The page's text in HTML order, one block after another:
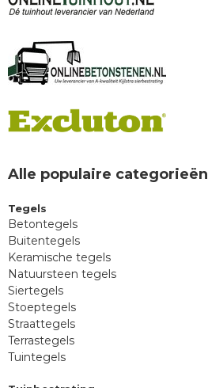
Alle populaire categorieën
Tegels
Betontegels
Buitentegels
Keramische tegels
Natuursteen tegels
Siertegels
Stoeptegels
Straattegels
Terrastegels
Tuintegels